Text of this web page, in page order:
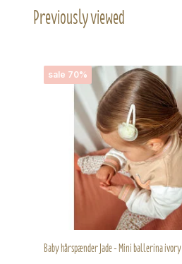
Previously viewed
sale 70%
Baby hårspænder Jade - Mini ballerina ivory